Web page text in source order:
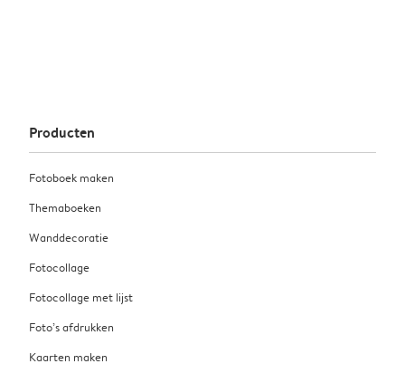
Producten
Fotoboek maken
Themaboeken
Wanddecoratie
Fotocollage
Fotocollage met lijst
Foto’s afdrukken
Kaarten maken